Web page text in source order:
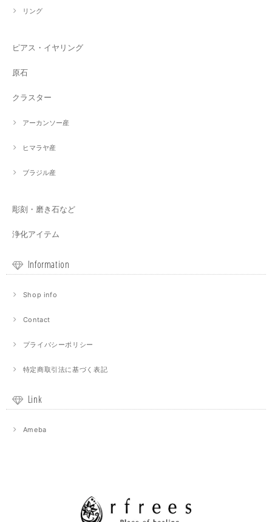
リング
ピアス・イヤリング
原石
クラスター
アーカンソー産
ヒマラヤ産
ブラジル産
彫刻・磨き石など
浄化アイテム
Information
Shop info
Contact
プライバシーポリシー
特定商取引法に基づく表記
Link
Ameba